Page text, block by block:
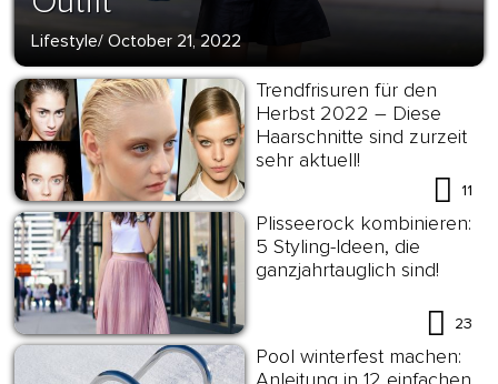
Lifestyle/ October 21, 2022
Trendfrisuren für den
Herbst 2022 – Diese
Haarschnitte sind zurzeit
sehr aktuell!
11
Plisseerock kombinieren:
5 Styling-Ideen, die
ganzjahrtauglich sind!
23
Pool winterfest machen: